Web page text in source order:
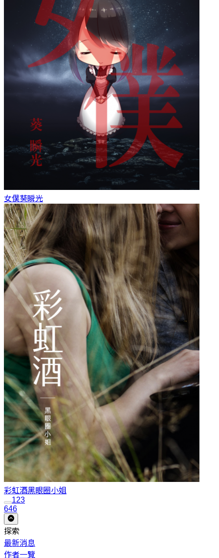
女僕葵瞬光
彩虹酒黑眼圈小姐
123
646
探索
最新消息
作者一覽